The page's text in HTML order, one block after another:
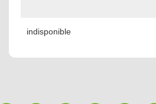
indisponible